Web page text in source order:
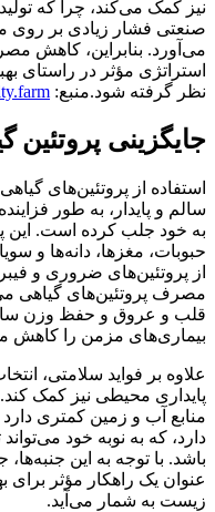
نیز کمک می‌کند، چرا که
صنعتی فشار زیادی بر روی
می‌آورد. بنابراین، کاهش
استراتژی مؤثر در راستای
نظر گرفته شود.منبع:
جایگزینی پروتئین
استفاده از پروتئین‌های
سالم و پایدار، به طور
به خود جلب کرده است. این
حبوبات، مغزها، دانه‌ها و
از پروتئین‌های ضروری و
مصرف پروتئین‌های گیاهی
قلب و عروق و حفظ وزن
بیماری‌های مزمن را کاهش
علاوه بر فواید سلامتی،
پایداری محیطی نیز کمک کند.
منابع آب و زمین کمتری
دارد، که به نوبه خود
باشد. با توجه به این جنبه‌ها،
عنوان یک راهکار مؤثر
زیست به شمار می‌آید.